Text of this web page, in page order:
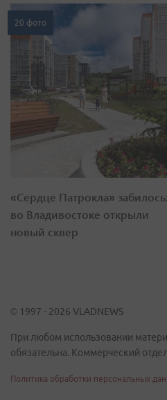
20 фото
«Сердце Патрокла» забилось:
во Владивостоке открыли
новый сквер
© 1997 - 2026 VLADNEWS
При любом использовании
обязательна. Коммерческий
Политика обработки персональных